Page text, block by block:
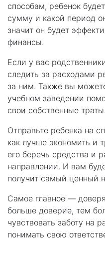
способам, ребенок
сумму и какой период
значит он будет
финансы.
Если у вас
следить за расходами
за ним. Также вы
учебном заведении
свои собственные траты.
Отправьте ребенка на
как лучше экономить и
его беречь средства и
направлении. И вам
получит самый ценный
Самое главное —
больше доверие, тем
чувствовать заботу на
понимать свою